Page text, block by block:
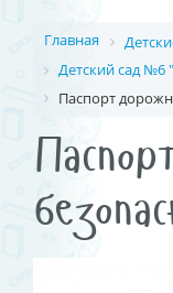
Главная
Детский сад №6
Паспорт